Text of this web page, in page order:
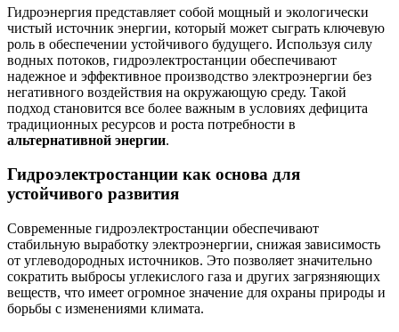
Гидроэнергия представляет собой мощный и экологически
чистый источник энергии, который может сыграть ключевую
роль в обеспечении устойчивого будущего. Используя силу
водных потоков, гидроэлектростанции обеспечивают
надежное и эффективное производство электроэнергии без
негативного воздействия на окружающую среду. Такой
подход становится все более важным в условиях дефицита
традиционных ресурсов и роста потребности в
альтернативной энергии.
Гидроэлектростанции как основа для
устойчивого развития
Современные гидроэлектростанции обеспечивают
стабильную выработку электроэнергии, снижая зависимость
от углеводородных источников. Это позволяет значительно
сократить выбросы углекислого газа и других загрязняющих
веществ, что имеет огромное значение для охраны природы и
борьбы с изменениями климата.